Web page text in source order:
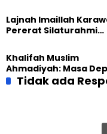
Gelar Diskusi dan
Tadabbur Alam
Lajnah Imaillah
Pererat Silaturahmi
Masak Bersama
Khalifah Muslim
Ahmadiyah: Masa
Anak Dimulai dari
Perempuan yang
Tidak ada